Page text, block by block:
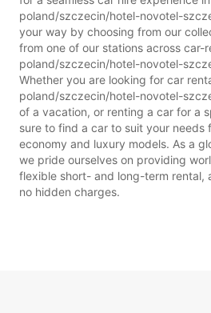
poland/szczecin/hotel-novotel-
your way by choosing from our
from one of our stations across car-
poland/szczecin/hotel-novotel-
Whether you are looking for car
poland/szczecin/hotel-novotel-
of a vacation, or renting a car for a
sure to find a car to suit your needs
economy and luxury models. As a
we pride ourselves on providing
flexible short- and long-term rental,
no hidden charges.